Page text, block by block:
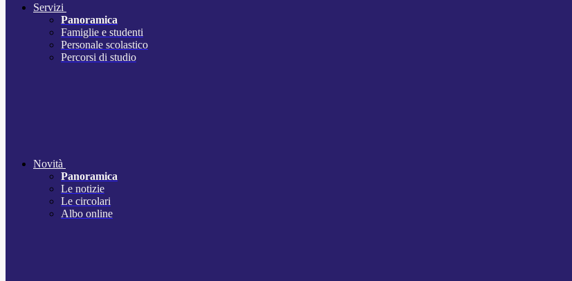
Servizi
Panoramica
Famiglie e studenti
Personale scolastico
Percorsi di studio
Novità
Panoramica
Le notizie
Le circolari
Albo online